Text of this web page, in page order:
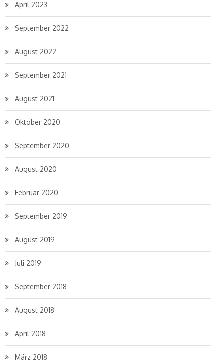
April 2023
September 2022
August 2022
September 2021
August 2021
Oktober 2020
September 2020
August 2020
Februar 2020
September 2019
August 2019
Juli 2019
September 2018
August 2018
April 2018
März 2018